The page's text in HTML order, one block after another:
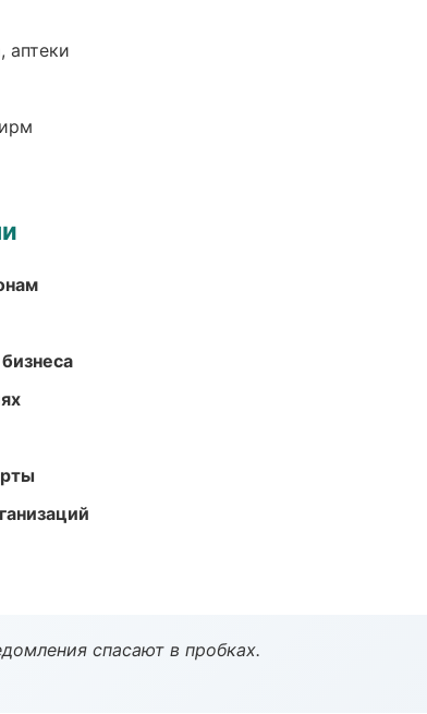
аптеки
спасают в пробках.